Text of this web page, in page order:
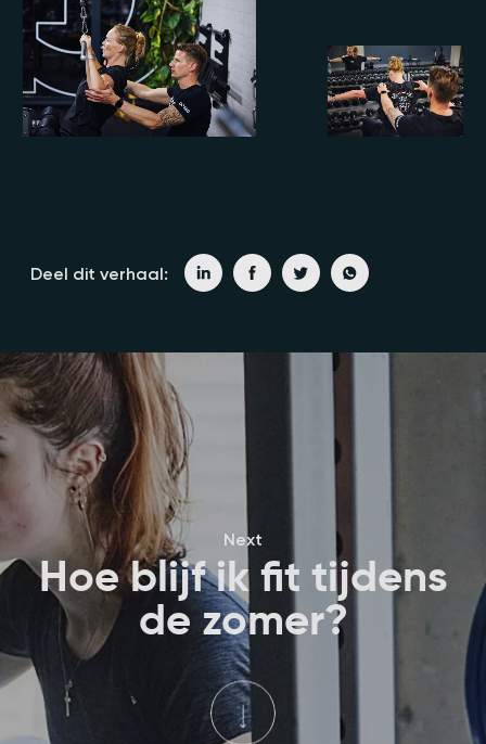
Deel dit verhaal:
Next
Hoe blijf ik fit tijdens
de zomer?